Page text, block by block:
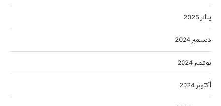
يناير 2025
ديسمبر 2024
نوفمبر 2024
أكتوبر 2024